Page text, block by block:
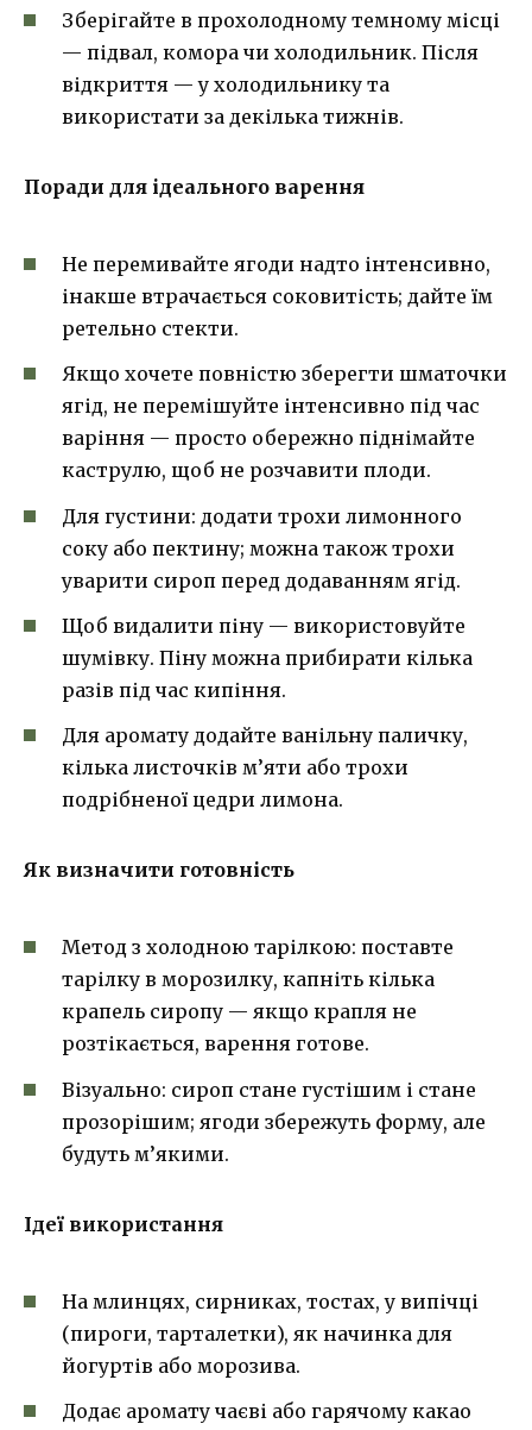
Зберігайте в прохолодному темному місці
— підвал, комора чи холодильник. Після
відкриття — у холодильнику та
використати за декілька тижнів.
Поради для ідеального варення
Не перемивайте ягоди надто інтенсивно,
інакше втрачається соковитість; дайте їм
ретельно стекти.
Якщо хочете повністю зберегти шматочки
ягід, не перемішуйте інтенсивно під час
варіння — просто обережно піднімайте
каструлю, щоб не розчавити плоди.
Для густини: додати трохи лимонного
соку або пектину; можна також трохи
уварити сироп перед додаванням ягід.
Щоб видалити піну — використовуйте
шумівку. Піну можна прибирати кілька
разів під час кипіння.
Для аромату додайте ванільну паличку,
кілька листочків м’яти або трохи
подрібненої цедри лимона.
Як визначити готовність
Метод з холодною тарілкою: поставте
тарілку в морозилку, капніть кілька
крапель сиропу — якщо крапля не
розтікається, варення готове.
Візуально: сироп стане густішим і стане
прозорішим; ягоди збережуть форму, але
будуть м’якими.
Ідеї використання
На млинцях, сирниках, тостах, у випічці
(пироги, тарталетки), як начинка для
йогуртів або морозива.
Додає аромату чаєві або гарячому какао